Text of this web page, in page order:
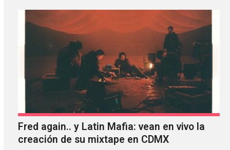
Fred again.. y Latin Mafia: vean en vivo la
creación de su mixtape en CDMX